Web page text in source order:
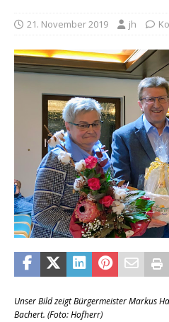
21. November 2019 jh
Unser Bild zeigt Bürgermeister Markus
Bachert. (Foto: Hofherr)